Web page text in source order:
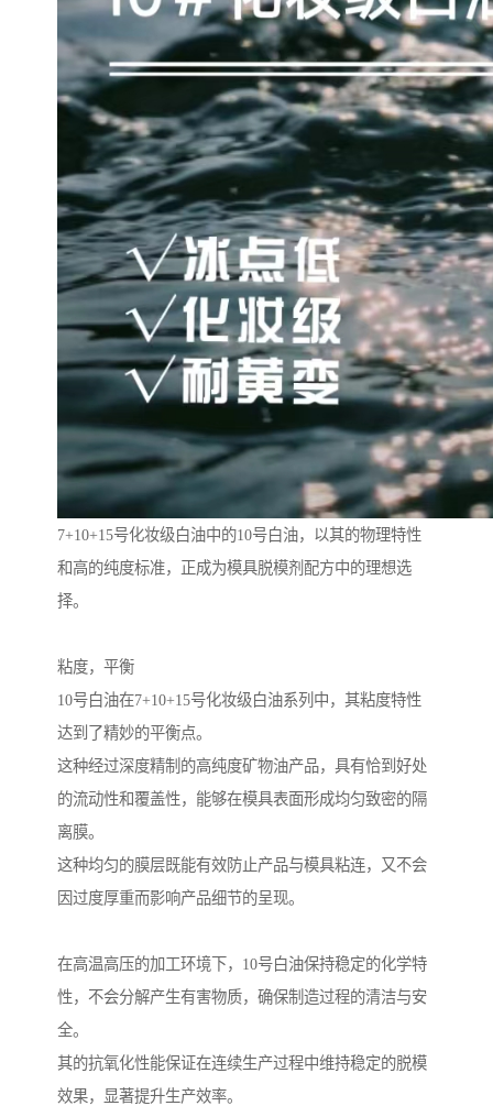
7+10+15号化妆级白油中的10号白油，以其的物理特性
和高的纯度标准，正成为模具脱模剂配方中的理想选
择。
粘度，平衡
10号白油在7+10+15号化妆级白油系列中，其粘度特性
达到了精妙的平衡点。
这种经过深度精制的高纯度矿物油产品，具有恰到好处
的流动性和覆盖性，能够在模具表面形成均匀致密的隔
离膜。
这种均匀的膜层既能有效防止产品与模具粘连，又不会
因过度厚重而影响产品细节的呈现。
在高温高压的加工环境下，10号白油保持稳定的化学特
性，不会分解产生有害物质，确保制造过程的清洁与安
全。
其的抗氧化性能保证在连续生产过程中维持稳定的脱模
效果，显著提升生产效率。